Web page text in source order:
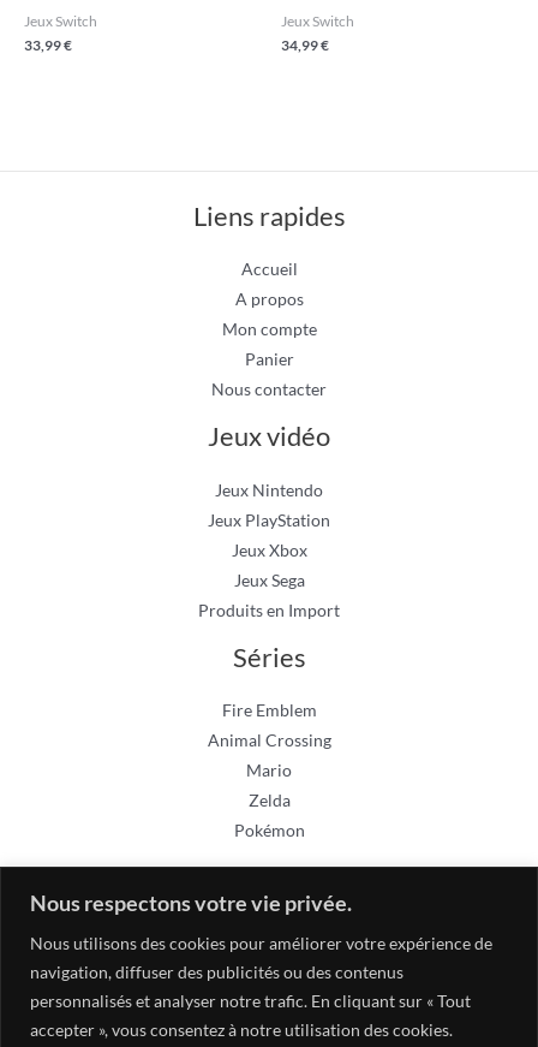
Nous respectons votre vie privée.
Nous utilisons des cookies pour améliorer votre expérience de
navigation, diffuser des publicités ou des contenus
personnalisés et analyser notre trafic. En cliquant sur « Tout
accepter », vous consentez à notre utilisation des cookies.
Jeux Switch
33,99€
Jeux Switch
34,99€
Liens rapides
Accueil
A propos
Mon compte
Panier
Nous contacter
Jeux vidéo
Jeux Nintendo
Jeux PlayStation
Jeux Xbox
Jeux Sega
Produits en Import
Séries
Fire Emblem
Animal Crossing
Mario
Zelda
Pokémon